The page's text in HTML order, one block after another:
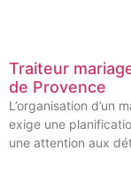
Traiteur
de Provence
L’organisation d’un
exige une
une attention aux